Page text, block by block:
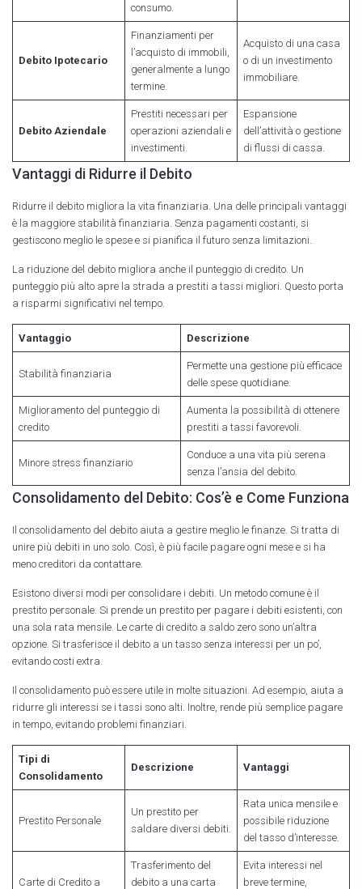
consumo.
Debito Ipotecario
Finanziamenti per
l’acquisto di immobili,
generalmente a lungo
termine.
Acquisto di una casa
o di un investimento
immobiliare.
Debito Aziendale
Prestiti necessari per
operazioni aziendali e
investimenti.
Espansione
dell’attività o gestione
di flussi di cassa.
Vantaggi di Ridurre il Debito
Ridurre il debito migliora la vita finanziaria. Una delle principali vantaggi
è la maggiore stabilità finanziaria. Senza pagamenti costanti, si
gestiscono meglio le spese e si pianifica il futuro senza limitazioni.
La riduzione del debito migliora anche il punteggio di credito. Un
punteggio più alto apre la strada a prestiti a tassi migliori. Questo porta
a risparmi significativi nel tempo.
Vantaggio Descrizione
Stabilità finanziaria
Permette una gestione più efficace
delle spese quotidiane.
Miglioramento del punteggio di
credito
Aumenta la possibilità di ottenere
prestiti a tassi favorevoli.
Minore stress finanziario
Conduce a una vita più serena
senza l’ansia del debito.
Consolidamento del Debito: Cos’è e Come Funziona
Il consolidamento del debito aiuta a gestire meglio le finanze. Si tratta di
unire più debiti in uno solo. Così, è più facile pagare ogni mese e si ha
meno creditori da contattare.
Esistono diversi modi per consolidare i debiti. Un metodo comune è il
prestito personale. Si prende un prestito per pagare i debiti esistenti, con
una sola rata mensile. Le carte di credito a saldo zero sono un’altra
opzione. Si trasferisce il debito a un tasso senza interessi per un po’,
evitando costi extra.
Il consolidamento può essere utile in molte situazioni. Ad esempio, aiuta a
ridurre gli interessi se i tassi sono alti. Inoltre, rende più semplice pagare
in tempo, evitando problemi finanziari.
Tipi di
Consolidamento
Descrizione Vantaggi
Prestito Personale
Un prestito per
saldare diversi debiti.
Rata unica mensile e
possibile riduzione
del tasso d’interesse.
Carte di Credito a
Trasferimento del
debito a una carta
Evita interessi nel
breve termine,